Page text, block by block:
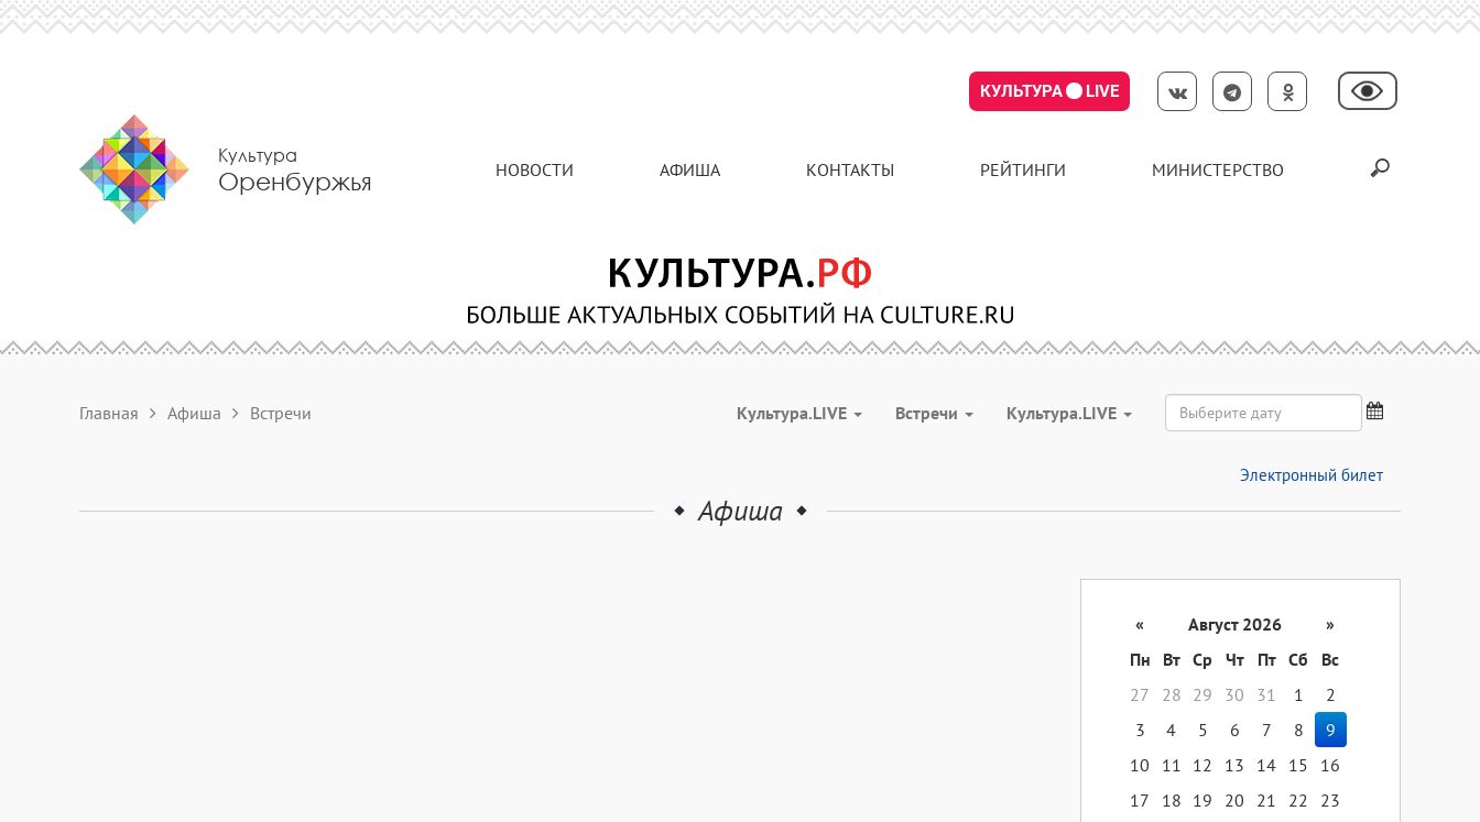
КУЛЬТУРА LIVE
Культура
Оренбуржья НОВОСТИ АФИША КОНТАКТЫ РЕЙТИНГИ МИНИСТЕРСТВО
Главная Афиша Встречи Культура.LIVE Встречи Культура.LIVE
Электронный билет
Афиша
« Август 2026
»
Пн
Вт Ср Чт Пт Сб
Вс
27
28 29 30 31 1
2
3
4 5 6 7 8
9
10
11 12 13 14 15
16
17
18 19 20 21 22
23